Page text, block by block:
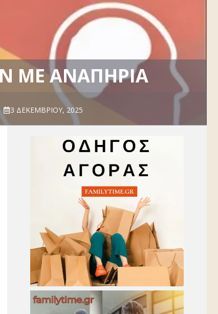
ΜΕ ΑΝΑΠΗΡΊΑ
3 ΔΕΚΕΜΒΡΊΟΥ, 2025